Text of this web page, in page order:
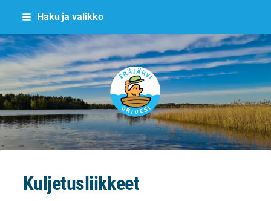
Siirry
sisältöön
Haku ja valikko
Eräjärvi
Kuljetusliikkeet